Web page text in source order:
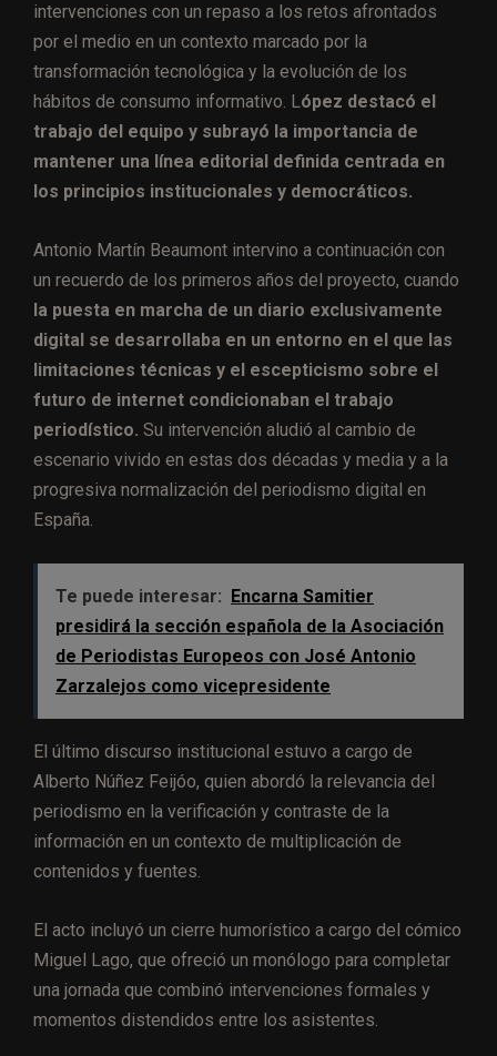
intervenciones con un repaso a los retos afrontados
por el medio en un contexto marcado por la
transformación tecnológica y la evolución de los
hábitos de consumo informativo. López destacó el
trabajo del equipo y subrayó la importancia de
mantener una línea editorial definida centrada en
los principios institucionales y democráticos.
Antonio Martín Beaumont intervino a continuación con
un recuerdo de los primeros años del proyecto, cuando
la puesta en marcha de un diario exclusivamente
digital se desarrollaba en un entorno en el que las
limitaciones técnicas y el escepticismo sobre el
futuro de internet condicionaban el trabajo
periodístico. Su intervención aludió al cambio de
escenario vivido en estas dos décadas y media y a la
progresiva normalización del periodismo digital en
España.
Te puede interesar:
Encarna Samitier
presidirá la sección española de la Asociación
de Periodistas Europeos con José Antonio
Zarzalejos como vicepresidente
El último discurso institucional estuvo a cargo de
Alberto Núñez Feijóo, quien abordó la relevancia del
periodismo en la verificación y contraste de la
información en un contexto de multiplicación de
contenidos y fuentes.
El acto incluyó un cierre humorístico a cargo del cómico
Miguel Lago, que ofreció un monólogo para completar
una jornada que combinó intervenciones formales y
momentos distendidos entre los asistentes.